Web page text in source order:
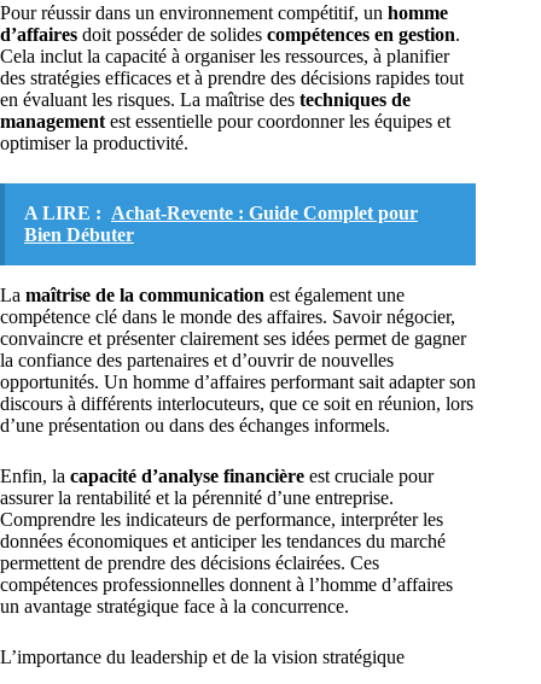
Pour réussir dans un environnement compétitif, un homme
d’affaires doit posséder de solides compétences en gestion.
Cela inclut la capacité à organiser les ressources, à planifier
des stratégies efficaces et à prendre des décisions rapides tout
en évaluant les risques. La maîtrise des techniques de
management est essentielle pour coordonner les équipes et
optimiser la productivité.
A LIRE : Achat-Revente : Guide Complet pour
Bien Débuter
La maîtrise de la communication est également une
compétence clé dans le monde des affaires. Savoir négocier,
convaincre et présenter clairement ses idées permet de gagner
la confiance des partenaires et d’ouvrir de nouvelles
opportunités. Un homme d’affaires performant sait adapter son
discours à différents interlocuteurs, que ce soit en réunion, lors
d’une présentation ou dans des échanges informels.
Enfin, la capacité d’analyse financière est cruciale pour
assurer la rentabilité et la pérennité d’une entreprise.
Comprendre les indicateurs de performance, interpréter les
données économiques et anticiper les tendances du marché
permettent de prendre des décisions éclairées. Ces
compétences professionnelles donnent à l’homme d’affaires
un avantage stratégique face à la concurrence.
L’importance du leadership et de la vision stratégique